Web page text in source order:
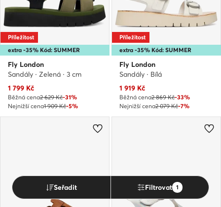
extra -35% Kód: SUMMER
Příležitost
Fly London
Sandály · Zelená · 3 cm
Aktuální cena
1 799 Kč
Běžná cena2 629 Kč-31%
Nejnižší cena1 909 Kč-5%
extra -35% Kód: SUMMER
Příležitost
Fly London
Sandály · Bílá
Aktuální cena
1 919 Kč
Běžná cena2 869 Kč-33%
Nejnižší cena2 079 Kč-7%
Seřadit Filtrovat 1